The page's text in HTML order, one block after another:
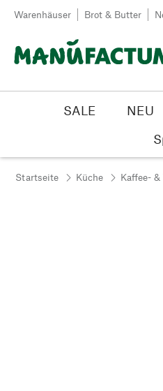
Zum Inhalt springen
Warenhäuser Brot & Butter
SALE NEU
Startseite Küche Kaffee-